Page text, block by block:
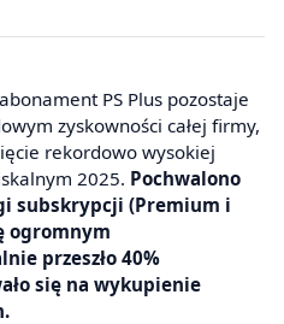
PS Plus pozostaje
zyskowności całej firmy,
rekordowo wysokiej
2025. Pochwalono
subskrypcji (Premium i
ogromnym
przeszło 40%
się na wykupienie